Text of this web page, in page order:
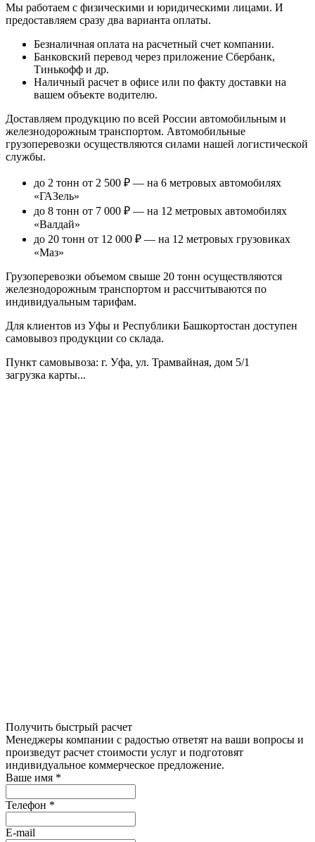
Мы работаем с физическими и юридическими лицами. И
предоставляем сразу два варианта оплаты.
Безналичная оплата на расчетный счет компании.
Банковский перевод через приложение Сбербанк,
Тинькофф и др.
Наличный расчет в офисе или по факту доставки на
вашем объекте водителю.
Доставляем продукцию по всей России автомобильным и
железнодорожным транспортом. Автомобильные
грузоперевозки осуществляются силами нашей логистической
службы.
до 2 тонн от 2 500 ₽ — на 6 метровых автомобилях
«ГАЗель»
до 8 тонн от 7 000 ₽ — на 12 метровых автомобилях
«Валдай»
до 20 тонн от 12 000 ₽ — на 12 метровых грузовиках
«Маз»
Грузоперевозки объемом свыше 20 тонн осуществляются
железнодорожным транспортом и рассчитываются по
индивидуальным тарифам.
Для клиентов из Уфы и Республики Башкортостан доступен
самовывоз продукции со склада.
Пункт самовывоза: г. Уфа, ул. Трамвайная, дом 5/1
загрузка карты...
Получить быстрый расчет
Менеджеры компании с радостью ответят на ваши вопросы и
произведут расчет стоимости услуг и подготовят
индивидуальное коммерческое предложение.
Ваше имя *
Телефон *
E-mail